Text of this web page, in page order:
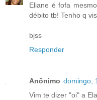
Eliane é fofa
débito tb! Tenho q
bjss
Responder
Anônimo domingo,
Vim te dizer "oi" a